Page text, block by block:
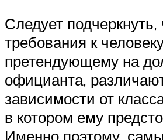
Следует подчеркнуть,
требования к
претендующему на
официанта,
зависимости от
в котором ему
Именно поэтому,